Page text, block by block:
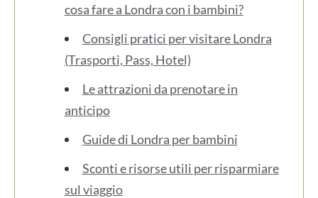
cosa fare a Londra con i bambini?
Consigli pratici per visitare Londra
(Trasporti, Pass, Hotel)
Le attrazioni da prenotare in
anticipo
Guide di Londra per bambini
Sconti e risorse utili per risparmiare
sul viaggio